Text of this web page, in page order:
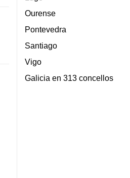
Ourense
Pontevedra
Santiago
Vigo
Galicia en 313 concellos